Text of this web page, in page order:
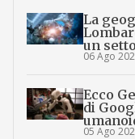
La
un
06 Ago
Ecco
di
05 Ago